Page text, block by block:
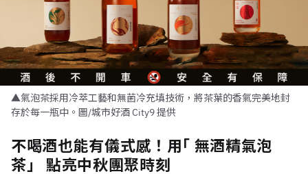
▲氣泡茶採用冷萃工藝和無菌冷充填技術，將茶葉的香氣完美地封
存於每一瓶中。圖/城市好酒 City9 提供
不喝酒也能有儀式感！用｢ 無酒精氣泡
茶」 點亮中秋團聚時刻